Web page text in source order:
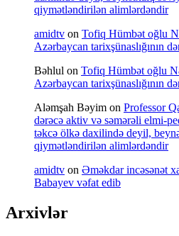
qiymətləndirilən alimlərdəndir
amidtv on Tofiq Hümbət oğlu
Azərbaycan tarixşünaslığının
Bəhlul on Tofiq Hümbət oğlu
Azərbaycan tarixşünaslığının
Aləmşah Bəyim on Professor
dərəcə aktiv və səmərəli elmi-
təkcə ölkə daxilində deyil,
qiymətləndirilən alimlərdəndir
amidtv on Əməkdar incəsənət
Babayev vəfat edib
Arxivlər